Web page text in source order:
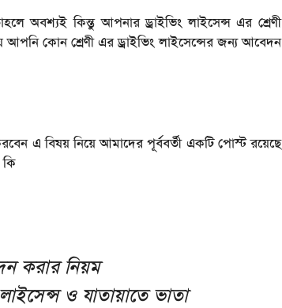
অবশ্যই কিন্তু আপনার ড্রাইভিং লাইসেন্স এর শ্রেণী
কোন শ্রেণী এর ড্রাইভিং লাইসেন্সের জন্য আবেদন
এ বিষয় নিয়ে আমাদের পূর্ববর্তী একটি পোস্ট রয়েছে
কি
করার নিয়ম
লাইসেন্স ও যাতায়াতে ভাতা